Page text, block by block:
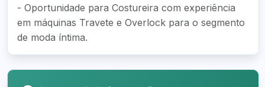
- Oportunidade para Costureira com experiência
em máquinas Travete e Overlock para o segmento
de moda íntima.